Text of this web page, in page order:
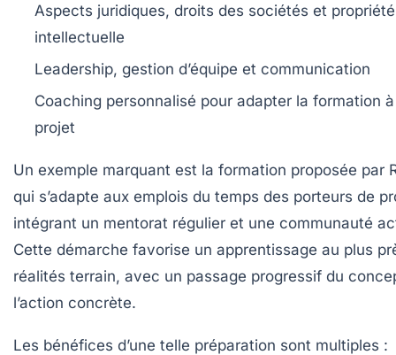
Aspects juridiques, droits des sociétés et propriété
intellectuelle
Leadership, gestion d’équipe et communication
Coaching personnalisé pour adapter la formation
projet
Un exemple marquant est la formation proposée par
qui s’adapte aux emplois du temps des porteurs de
intégrant un mentorat régulier et une communauté
Cette démarche favorise un apprentissage au plus
réalités terrain, avec un passage progressif du
l’action concrète.
Les bénéfices d’une telle préparation sont multiples :